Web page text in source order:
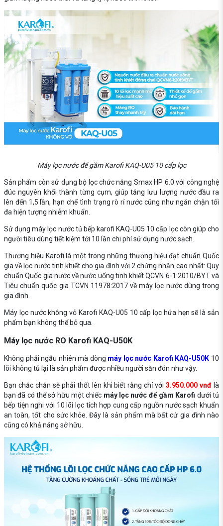
Máy lọc nước để gầm Karofi KAQ-U05 10 cấp lọc
Sản phẩm còn sử dụng bộ lọc chức năng Smax HP 6.0 với công nghệ
đúc nguyên khối thành từng cụm, giúp tăng lưu lượng nước đầu ra
lên đến 1,5 lần, hạn chế tình trạng rò rỉ nước cũng như ngăn chặn tối
đa hiện tượng nhiễm khuẩn.
Sử dụng máy lọc nước tủ bếp karofi KAQ-U05 10 cấp lọc còn giúp cho
người tiêu dùng tiết kiệm tới 10 lần chi phí sử dụng nước sạch.
Thương hiệu Karofi là một trong những thương hiệu đạt chuẩn Quốc
gia về lọc nước tinh khiết cho gia đình với 2 chứng nhận cao nhất: Quy
chuẩn Quốc gia nước về nước uống tinh khiết QCVN 6-1:2010/BYT và
Tiêu chuẩn quốc gia TCVN 11978:2017 về máy lọc nước dùng trong
gia đình.
Máy lọc nước không vỏ Karofi KAQ-U05 10 cấp lọc hứa hẹn sẽ là sản
phẩm bạn không thể bỏ qua.
Máy lọc nước RO Karofi KAQ-U50K
Không phải ngẫu nhiên mà dòng máy lọc nước Karofi KAQ-U50K 10
lõi không tủ lại là sản phẩm được nhiều người săn đón như vậy.
Bạn chắc chắn sẽ phải thốt lên khi biết rằng chỉ với3.950.000 vnđ là
bạn đã có thể sở hữu một chiếc máy lọc nước để gầm Karofi dưới tủ
bếp tiện nghi với 10 lõi lọc tích hợp cung cấp nguồn nước sạch khuẩn
an toàn, tốt cho sức khỏe. Đây là sản phẩm mà bất cứ gia đình nào
cũng có khả năng sở hữu.